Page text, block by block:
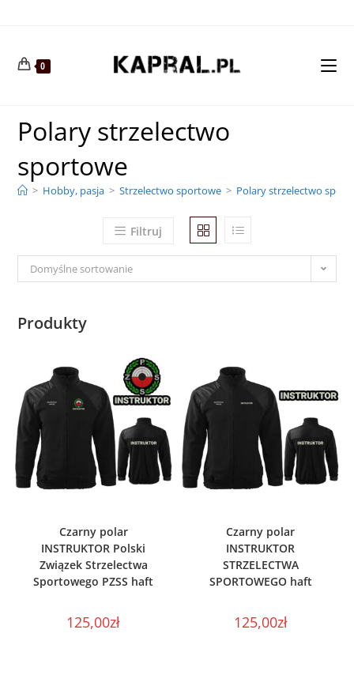
0
Polary strzelectwo
sportowe
> Hobby, pasja > Strzelectwo sportowe > Polary strzelectwo
Filtruj
Domyślne sortowanie
Produkty
Czarny polar
INSTRUKTOR Polski
Związek Strzelectwa
Sportowego PZSS haft
125,00zł
Czarny polar
INSTRUKTOR
STRZELECTWA
SPORTOWEGO haft
125,00zł